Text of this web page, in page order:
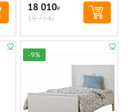
18 010Р
19 754Р
-9%